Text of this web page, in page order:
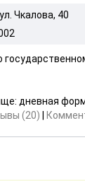
Чкалова, 40
дневная
(20)